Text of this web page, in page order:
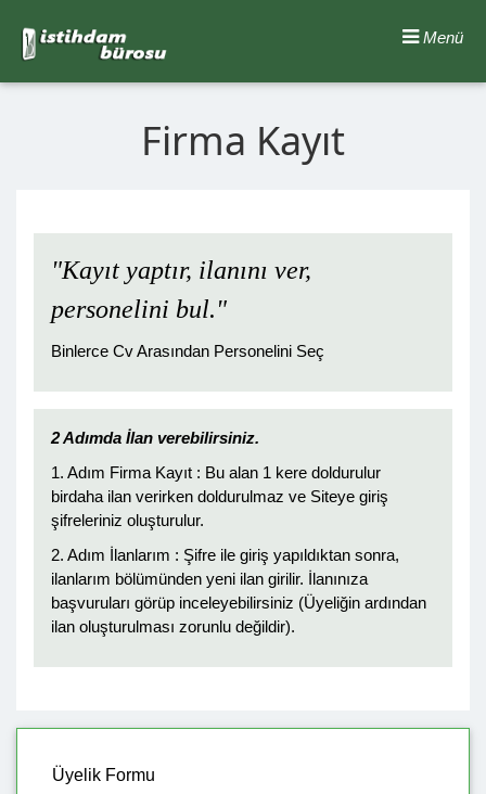
Menü
Firma Kayıt
"Kayıt yaptır, ilanını ver,
personelini bul."
Binlerce Cv Arasından Personelini Seç
2 Adımda İlan verebilirsiniz.
1. Adım Firma Kayıt : Bu alan 1 kere doldurulur
birdaha ilan verirken doldurulmaz ve Siteye giriş
şifreleriniz oluşturulur.
2. Adım İlanlarım : Şifre ile giriş yapıldıktan sonra,
ilanlarım bölümünden yeni ilan girilir. İlanınıza
başvuruları görüp inceleyebilirsiniz (Üyeliğin ardından
ilan oluşturulması zorunlu değildir).
Üyelik Formu